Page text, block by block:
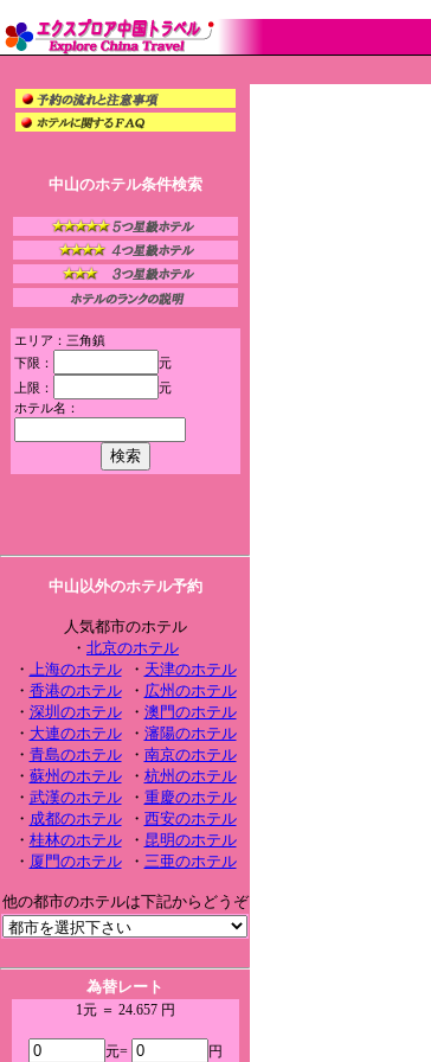
中山のホテル条件検索
エリア：三角鎮
下限：
元
上限：
元
ホテル名：
中山以外のホテル予約
人気都市のホテル
・ 北京のホテル
・ 上海のホテル・ 天津のホテル
・ 香港のホテル・ 広州のホテル
・ 深圳のホテル・ 澳門のホテル
・ 大連のホテル・ 瀋陽のホテル
・ 青島のホテル・ 南京のホテル
・ 蘇州のホテル・ 杭州のホテル
・ 武漢のホテル・ 重慶のホテル
・ 成都のホテル・ 西安のホテル
・ 桂林のホテル・ 昆明のホテル
・ 厦門のホテル・ 三亜のホテル
他の都市のホテルは下記からどうぞ
為替レート
1元 ＝ 24.657 円
元= 円